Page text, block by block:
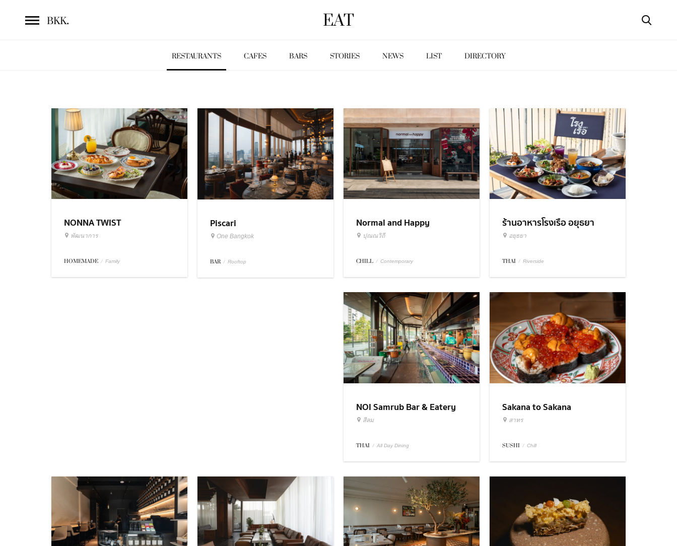
BKK. EAT
RESTAURANTS CAFES BARS STORIES NEWS LIST DIRECTORY
NONNA TWIST
พัฒนาการ
HOMEMADE / Family
Piscari
One Bangkok
BAR / Rooftop
Normal and Happy
ปุณณวิถี
CHILL / Contemporary
ร้านอาหารโรงเรือ อยุธยา
อยุธยา
THAI / Riverside
NOI Samrub Bar & Eatery
สีลม
THAI / All Day Dining
Sakana to Sakana
สาทร
SUSHI / Chill